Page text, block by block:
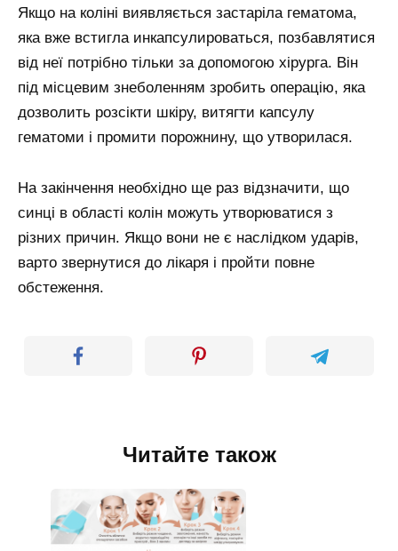
Якщо на коліні виявляється застаріла гематома,
яка вже встигла инкапсулироваться, позбавлятися
від неї потрібно тільки за допомогою хірурга. Він
під місцевим знеболенням зробить операцію, яка
дозволить розсікти шкіру, витягти капсулу
гематоми і промити порожнину, що утворилася.
На закінчення необхідно ще раз відзначити, що
синці в області колін можуть утворюватися з
різних причин. Якщо вони не є наслідком ударів,
варто звернутися до лікаря і пройти повне
обстеження.
Читайте також